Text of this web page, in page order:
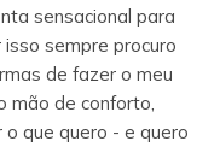
sensacional para
sempre procuro
de fazer o meu
mão de conforto,
que quero - e quero